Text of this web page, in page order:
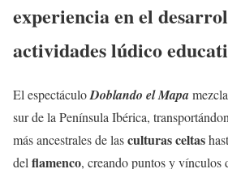
experiencia en el
actividades lúdico
El espectáculoDoblando el Mapa
sur de la Península Ibérica,
más ancestrales de lasculturas celtas
del flamenco, creando puntos y vínculos